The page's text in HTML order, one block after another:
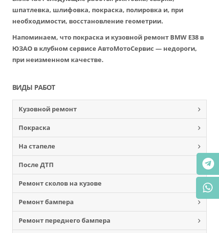
шпатлевка, шлифовка, покраска, полировка и, при
необходимости, восстановление геометрии.
Напоминаем, что покраска и кузовной ремонт BMW E38 в
ЮЗАО в клубном сервисе АвтоМотоСервис — недороги,
при неизменном качестве.
ВИДЫ РАБОТ
Кузовной ремонт
Покраска
На стапеле
После ДТП
Ремонт сколов на кузове
Ремонт бампера
Ремонт переднего бампера